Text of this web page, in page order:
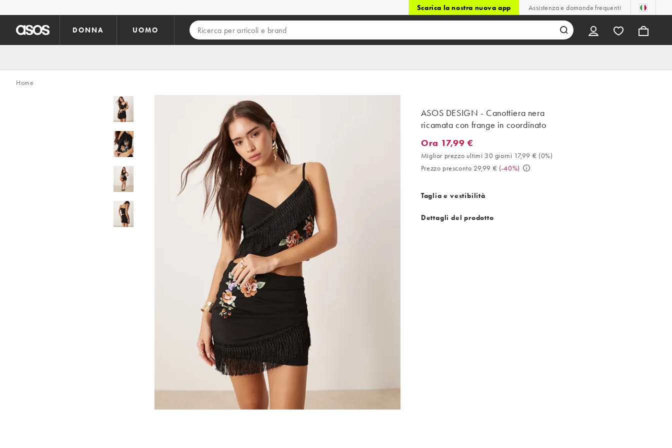
Scarica la nostra nuova app Assistenza e domande frequenti
DONNA UOMO
Home
ASOS DESIGN - Canottiera nera
ricamata con frange in coordinato
Ora 17,99 €. Miglior prezzo ultimi 30 giorni 17,99 € (0%). Prezzo
Ora 17,99 €
Miglior prezzo ultimi 30 giorni 17,99 € (0%)
Prezzo presconto 29,99 € (-40%)
Taglia e vestibilità
Dettagli del prodotto